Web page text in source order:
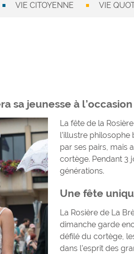
VIE CITOYENNE VIE
sa jeunesse à
La fête de la
l’illustre philosophe
par ses pairs, mais
cortège. Pendant 3
générations.
Une fête
La Rosière de La
dimanche garde
défilé du cortège,
dans l’esprit des